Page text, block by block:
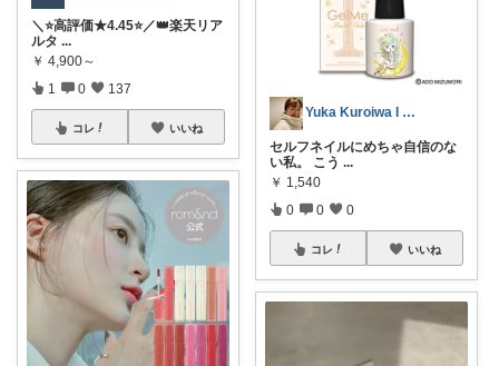
＼⭐️高評価★4.45⭐️／👑楽天リア
ルタ ...
￥ 4,900～
1 0 137
コレ いいね
Yuka Kuroiwa I 黑岩由香
セルフネイルにめちゃ自信のな
い私。 こう ...
￥ 1,540
0 0 0
コレ いいね